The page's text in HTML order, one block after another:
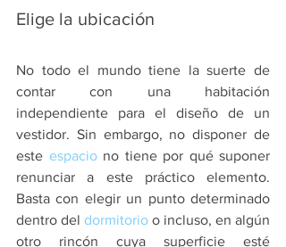
Elige la ubicación
No todo el mundo tiene la suerte de
contar con una habitación
independiente para el diseño de un
vestidor. Sin embargo, no disponer de
este espacio no tiene por qué suponer
renunciar a este práctico elemento.
Basta con elegir un punto determinado
dentro del dormitorio o incluso, en algún
otro rincón cuya superficie esté